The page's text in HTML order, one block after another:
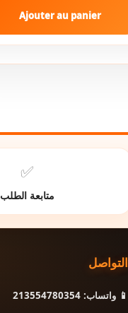
Ajouter au panier
✅
متابعة الطلب
التواصل
📱 واتساب: 213554780354